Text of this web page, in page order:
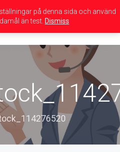
på denna sida och använd
än test. Dismiss